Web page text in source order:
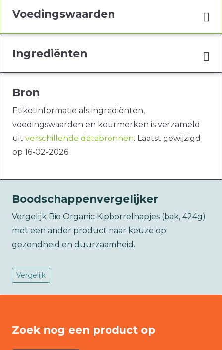
Voedingswaarden
Ingrediënten
Bron
Etiketinformatie als ingrediënten,
voedingswaarden en keurmerken is verzameld
uit verschillende databronnen. Laatst gewijzigd
op 16-02-2026.
Boodschappenvergelijker
Vergelijk Bio Organic Kipborrelhapjes (bak, 424g)
met een ander product naar keuze op
gezondheid en duurzaamheid.
Vergelijk
Zoek nog een product op